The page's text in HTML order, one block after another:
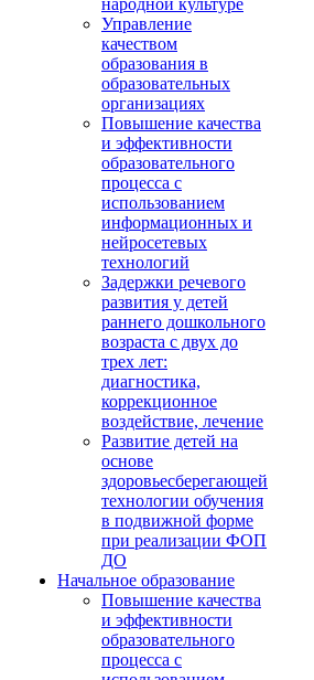
народной культуре
Управление
качеством
образования в
образовательных
организациях
Повышение качества
и эффективности
образовательного
процесса с
использованием
информационных и
нейросетевых
технологий
Задержки речевого
развития у детей
раннего дошкольного
возраста с двух до
трех лет:
диагностика,
коррекционное
воздействие, лечение
Развитие детей на
основе
здоровьесберегающей
технологии обучения
в подвижной форме
при реализации ФОП
ДО
Начальное образование
Повышение качества
и эффективности
образовательного
процесса с